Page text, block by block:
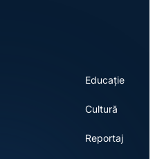
Educație
Cultură
Reportaj